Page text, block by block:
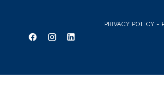
PRIVACY POLICY -